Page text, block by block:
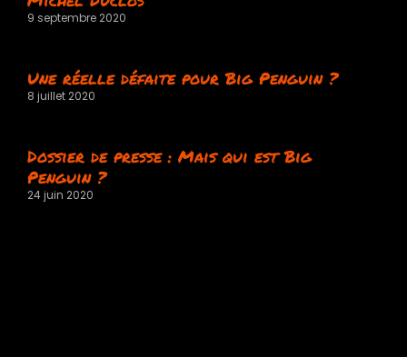
9 septembre 2020
Une réelle défaite pour Big Penguin ?
8 juillet 2020
Dossier de presse : Mais qui est Big
Penguin ?
24 juin 2020